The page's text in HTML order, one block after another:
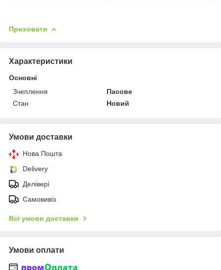
Приховати
Характеристики
Основні
Зчеплення
Пасове
Стан
Новий
Умови доставки
Нова Пошта
Delivery
Делівері
Самовивіз
Всі умови доставки
Умови оплати